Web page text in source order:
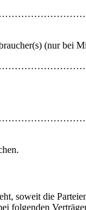
(nur bei
soweit die
folgenden